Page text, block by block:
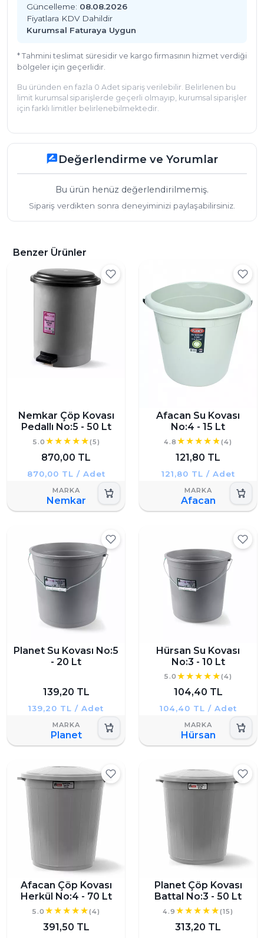
Güncelleme: 08.08.2026
Fiyatlara KDV Dahildir
Kurumsal Faturaya Uygun
* Tahmini teslimat süresidir ve kargo firmasının hizmet verdiği
bölgeler için geçerlidir.
Bu üründen en fazla 0 Adet sipariş verilebilir. Belirlenen bu
limit kurumsal siparişlerde geçerli olmayıp, kurumsal siparişler
için farklı limitler belirlenebilmektedir.
rate_reviewDeğerlendirme ve Yorumlar
Bu ürün henüz değerlendirilmemiş.
Sipariş verdikten sonra deneyiminizi paylaşabilirsiniz.
Benzer Ürünler
Nemkar Çöp Kovası
Pedallı No:5 - 50 Lt
5.0 (5)
870,00 TL
870,00 TL / Adet
Nemkar
Afacan Su Kovası
No:4 - 15 Lt
4.8 (4)
121,80 TL
121,80 TL / Adet
Afacan
Planet Su Kovası No:5
- 20 Lt
139,20 TL
139,20 TL / Adet
Planet
Hürsan Su Kovası
No:3 - 10 Lt
5.0 (4)
104,40 TL
104,40 TL / Adet
Hürsan
Afacan Çöp Kovası
Herkül No:4 - 70 Lt
5.0 (4)
391,50 TL
Planet Çöp Kovası
Battal No:3 - 50 Lt
4.9 (15)
313,20 TL